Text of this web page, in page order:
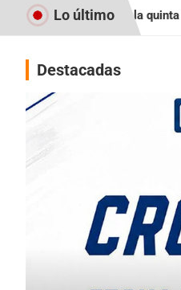
Karting
Lo último
la quinta fecha
Destacadas